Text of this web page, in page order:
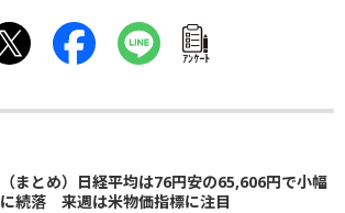
ｱﾝｹｰﾄ
（まとめ）日経平均は76円安の65,606円で小幅
に続落 来週は米物価指標に注目